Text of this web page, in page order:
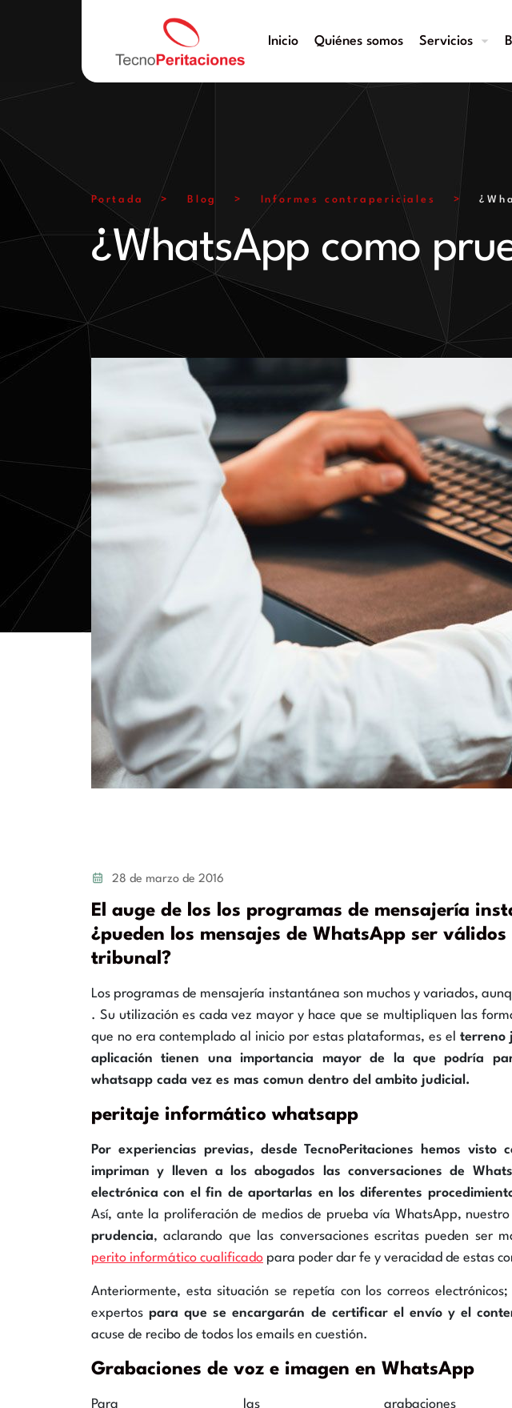
Inicio Quiénes somos Servicios
Portada > Blog > Informes contrapericiales >
¿WhatsApp como
28 de marzo de 2016
El auge de los los programas de mensajería
¿pueden los mensajes de WhatsApp ser
tribunal?
Los programas de mensajería instantánea son muchos y variados,
. Su utilización es cada vez mayor y hace que se multipliquen las
que no era contemplado al inicio por estas plataformas, es el terreno
aplicación tienen una importancia mayor de la que podría
whatsapp cada vez es mas comun dentro del ambito judicial.
peritaje informático whatsapp
Por experiencias previas, desde TecnoPeritaciones hemos
impriman y lleven a los abogados las conversaciones de
electrónica con el fin de aportarlas en los diferentes
Así, ante la proliferación de medios de prueba vía WhatsApp,
prudencia, aclarando que las conversaciones escritas pueden ser
perito informático cualificado para poder dar fe y veracidad de estas
Anteriormente, esta situación se repetía con los correos
expertos para que se encargarán de certificar el envío y el
acuse de recibo de todos los emails en cuestión.
Grabaciones de voz e imagen en WhatsApp
Para las